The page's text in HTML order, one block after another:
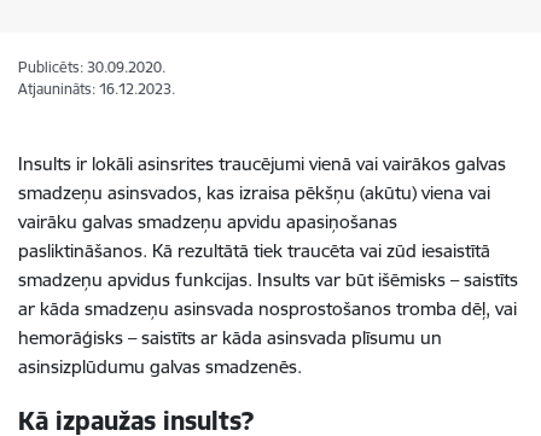
Publicēts: 30.09.2020.
Atjaunināts: 16.12.2023.
Insults ir lokāli asinsrites traucējumi vienā vai vairākos galvas
smadzeņu asinsvados, kas izraisa pēkšņu (akūtu) viena vai
vairāku galvas smadzeņu apvidu apasiņošanas
pasliktināšanos. Kā rezultātā tiek traucēta vai zūd iesaistītā
smadzeņu apvidus funkcijas. Insults var būt išēmisks – saistīts
ar kāda smadzeņu asinsvada nosprostošanos tromba dēļ, vai
hemorāģisks – saistīts ar kāda asinsvada plīsumu un
asinsizplūdumu galvas smadzenēs.
Kā izpaužas insults?